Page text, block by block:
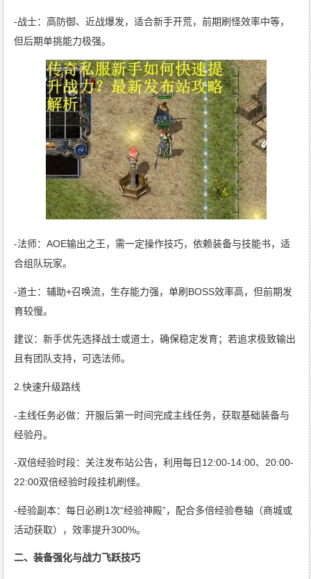
-战士：高防御、近战爆发，适合新手开荒，前期刷怪效率中等，
但后期单挑能力极强。
-法师：AOE输出之王，需一定操作技巧，依赖装备与技能书，适
合组队玩家。
-道士：辅助+召唤流，生存能力强，单刷BOSS效率高，但前期发
育较慢。
建议：新手优先选择战士或道士，确保稳定发育；若追求极致输出
且有团队支持，可选法师。
2.快速升级路线
-主线任务必做：开服后第一时间完成主线任务，获取基础装备与
经验丹。
-双倍经验时段：关注发布站公告，利用每日12:00-14:00、20:00-
22:00双倍经验时段挂机刷怪。
-经验副本：每日必刷1次“经验神殿”，配合多倍经验卷轴（商城或
活动获取），效率提升300%。
二、装备强化与战力飞跃技巧